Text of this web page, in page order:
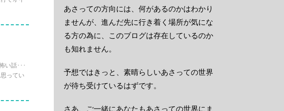
い話･･･
ってい
あさっての方向には、何があるのかはわかり
ませんが、進んだ先に行き着く場所が気にな
る方の為に、このブログは存在しているのか
も知れません。
予想ではきっと、素晴らしいあさっての世界
が待ち受けているはずです。
さあ、ご一緒にあなたもあさっての世界にま